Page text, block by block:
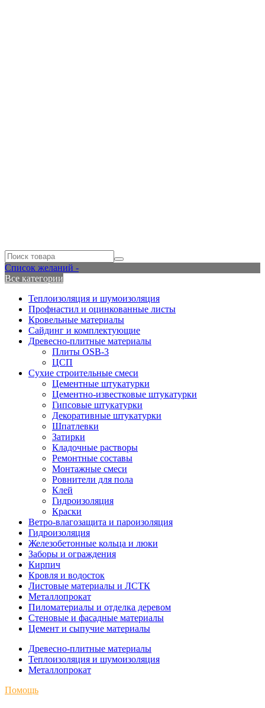
Список желаний -
Все категории
Теплоизоляция и шумоизоляция
Профнастил и оцинкованные листы
Кровельные материалы
Сайдинг и комплектующие
Древесно-плитные материалы
Плиты OSB-3
ЦСП
Сухие строительные смеси
Цементные штукатурки
Цементно-известковые штукатурки
Гипсовые штукатурки
Декоративные штукатурки
Шпатлевки
Затирки
Кладочные растворы
Ремонтные составы
Монтажные смеси
Ровнители для пола
Клей
Гидроизоляция
Краски
Ветро-влагозащита и пароизоляция
Гидроизоляция
Железобетонные кольца и люки
Заборы и ограждения
Кирпич
Кровля и водосток
Листовые материалы и ЛСТК
Металлопрокат
Пиломатериалы и отделка деревом
Стеновые и фасадные материалы
Цемент и сыпучие материалы
Древесно-плитные материалы
Теплоизоляция и шумоизоляция
Металлопрокат
Помощь